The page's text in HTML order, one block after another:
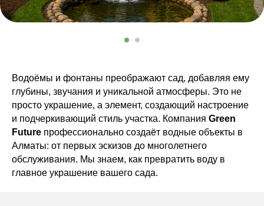
Водоёмы и фонтаны преображают сад, добавляя ему
глубины, звучания и уникальной атмосферы. Это не
просто украшение, а элемент, создающий настроение
и подчеркивающий стиль участка. Компания Green
Future профессионально создаёт водные объекты в
Алматы: от первых эскизов до многолетнего
обслуживания. Мы знаем, как превратить воду в
главное украшение вашего сада.